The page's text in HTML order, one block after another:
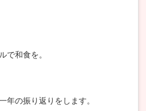
で和食を。
年の振り返りをします。